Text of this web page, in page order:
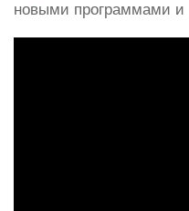
новыми программами